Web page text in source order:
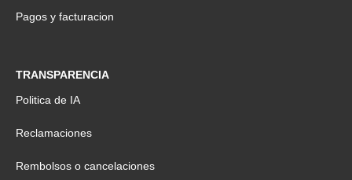
Pagos y facturacion
TRANSPARENCIA
Politica de IA
Reclamaciones
Rembolsos o cancelaciones